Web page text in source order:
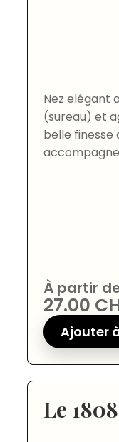
Nez elégant
(sureau) et
belle finesse
À partir
27.00
Ajouter
Le